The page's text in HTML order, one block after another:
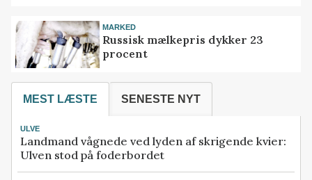
MARKED
Russisk mælkepris dykker 23
procent
MEST LÆSTE SENESTE NYT
ULVE
Landmand vågnede ved lyden af skrigende kvier:
Ulven stod på foderbordet